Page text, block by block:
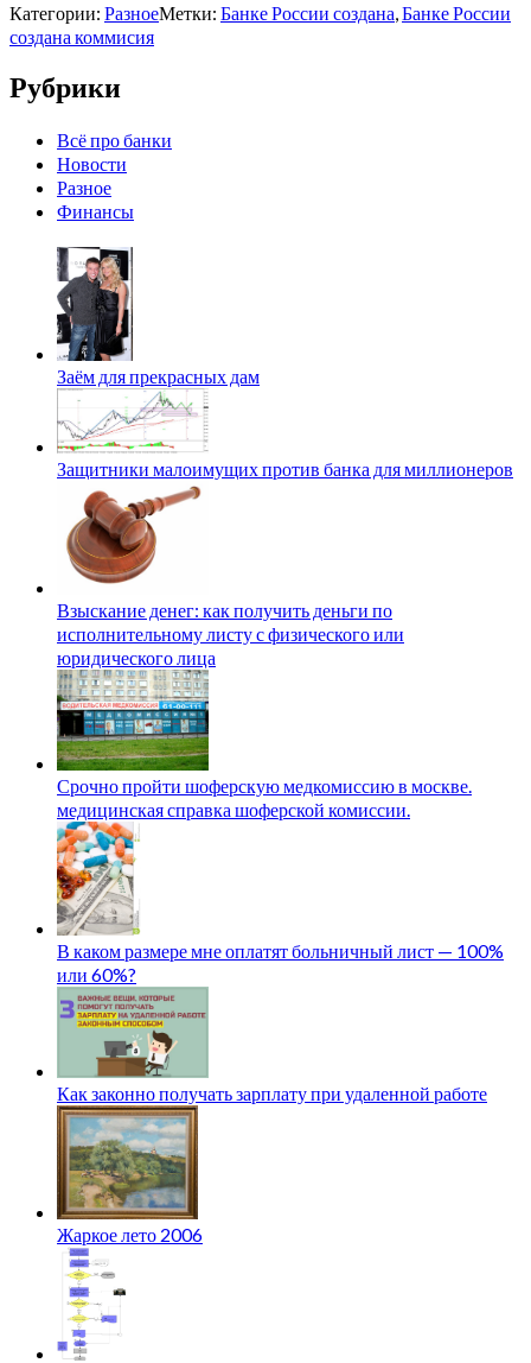
Категории: РазноеМетки: Банке России создана,Банке России
создана коммисия
Рубрики
Всё про банки
Новости
Разное
Финансы
Заём для прекрасных дам
Защитники малоимущих против банка для миллионеров
Взыскание денег: как получить деньги по
исполнительному листу с физического или
юридического лица
Срочно пройти шоферскую медкомиссию в москве.
медицинская справка шоферской комиссии.
В каком размере мне оплатят больничный лист — 100%
или 60%?
Как законно получать зарплату при удаленной работе
Жаркое лето 2006